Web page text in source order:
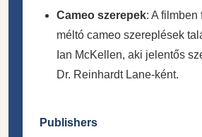
Cameo szerepek: A filmben
méltó cameo szereplések
Ian McKellen, aki jelentős
Dr. Reinhardt Lane-ként.
Publishers